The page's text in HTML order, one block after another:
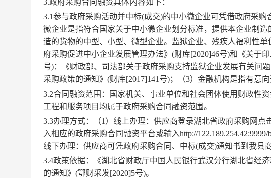
3.政府采购合同融资具体内容如下：
3.1参与政府采购活动并中标(成交)的中小微企业可凭借政府采
微企业是指符合国家关于中小微企业划分标准，提供本企业制
造的货物的中型、小型、微型企业。监狱企业、残疾人福利性
府采购促进中小企业发展管理办法》(财库[2020]46号)和《关于
号)：《财政部、司法部关于政府采购支持监狱企业发展有关问
采购政策的通知》(财库[2017]141号)；（3）金融机构是指有意
3.2合同融资范围：国家机关、事业单位和社会团体使用财政性
工程和服务项目均属于政府采购合同融资范围。
3.3办理方式：（1）线上办理：供应商登录湖北省政府采购网
入相应的政府采购合同融资平台或输入http://
线下办理：供应商可凭政府采购合同、中标(成交)通知书到我县
3.4政策依据：《湖北省财政厅中国人民银行武汉分行湖北省经
的通知》(鄂财采发[2020]5号)。